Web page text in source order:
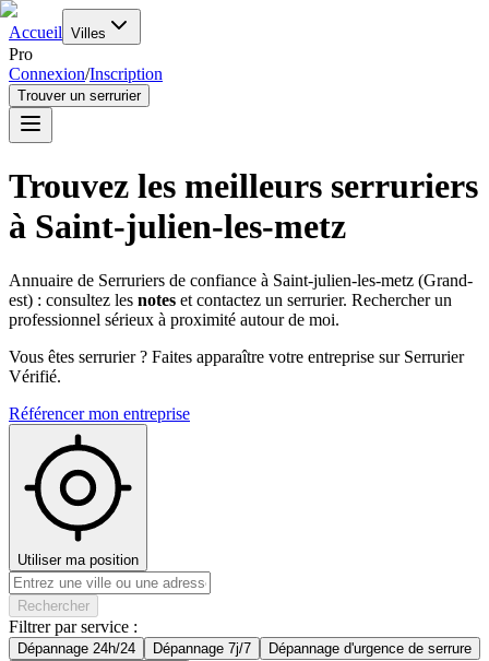
Accueil Villes
Pro
Connexion/Inscription
Trouver un serrurier
Trouvez les meilleurs serruriers
à Saint-julien-les-metz
Annuaire de Serruriers de confiance à Saint-julien-les-metz (Grand-
est) : consultez les notes et contactez un serrurier. Rechercher un
professionnel sérieux à proximité autour de moi.
Vous êtes serrurier ? Faites apparaître votre entreprise sur Serrurier
Vérifié.
Référencer mon entreprise
Utiliser ma position
Rechercher
Filtrer par service :
Dépannage 24h/24 Dépannage 7j/7
Dépannage d'urgence de serrure